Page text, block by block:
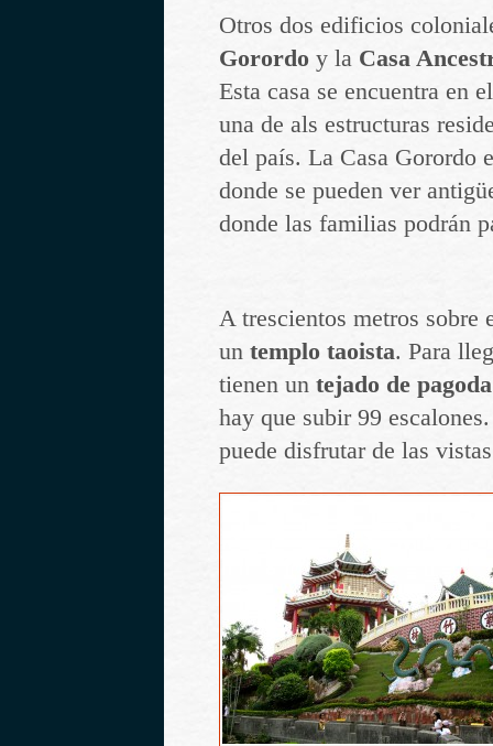
Otros dos edificios
Gorordo y la Casa
Esta casa se encuentra en
una de als estructuras
del país. La Casa Gorordo
donde se pueden ver
donde las familias podrán
A trescientos metros sobre
un templo taoista. Para
tienen un tejado de pagoda
hay que subir 99
puede disfrutar de las